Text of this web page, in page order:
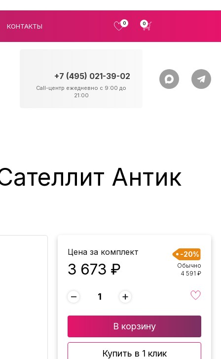
КОНТАКТЫ 0 0
+7 (495) 021-39-02
Call-центр ежедневно с 9:00 до
21:00
Антик
Цена за комплект
3 673 ₽
-20%
Обычно
4 591 ₽
− +
В корзину
Купить в 1 клик